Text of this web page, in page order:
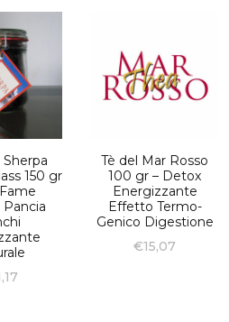
150 gr
Tè del Mar Rosso
100 gr – Detox
Energizzante
Effetto Termo-
Genico Digestione
€15,07